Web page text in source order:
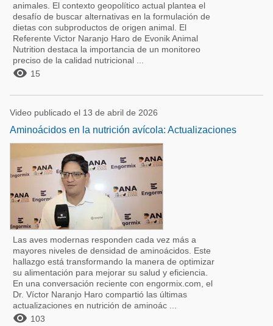
animales. El contexto geopolítico actual plantea el
desafío de buscar alternativas en la formulación de
dietas con subproductos de origen animal. El
Referente Victor Naranjo Haro de Evonik Animal
Nutrition destaca la importancia de un monitoreo
preciso de la calidad nutricional ...
 15
Video publicado el 13 de abril de 2026
Aminoácidos en la nutrición avícola: Actualizaciones
Las aves modernas responden cada vez más a
mayores niveles de densidad de aminoácidos. Este
hallazgo está transformando la manera de optimizar
su alimentación para mejorar su salud y eficiencia.
En una conversación reciente con engormix.com, el
Dr. Víctor Naranjo Haro compartió las últimas
actualizaciones en nutrición de aminoác ...
 103